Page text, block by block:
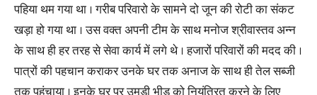
पहिया थम गया था । गरीब परिवारो के सामने दो जून की रोटी का संकट
खड़ा हो गया था । उस वक्त अपनी टीम के साथ मनोज श्रीवास्तव अन्न
के साथ ही हर तरह से सेवा कार्य में लगे थे । हजारों परिवारों की मदद की ।
पात्रों की पहचान कराकर उनके घर तक अनाज के साथ ही तेल सब्जी